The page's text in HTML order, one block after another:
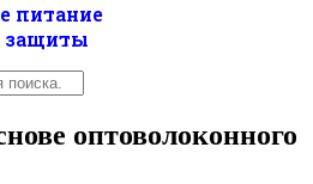
питание
защиты
оптоволоконного